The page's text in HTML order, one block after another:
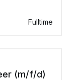
Fulltime
(m/f/d)